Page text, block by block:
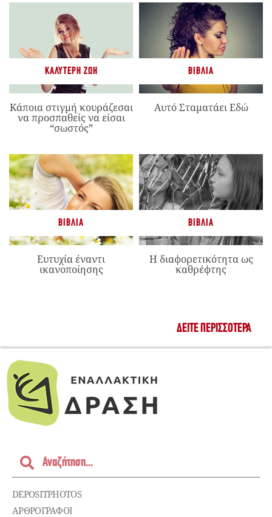
ΚΑΛΎΤΕΡΗ ΖΩΉ
Κάποια στιγμή κουράζεσαι
να προσπαθείς να είσαι
“σωστός”
ΒΙΒΛΊΑ
Αυτό Σταματάει Εδώ
ΒΙΒΛΊΑ
Ευτυχία έναντι
ικανοποίησης
ΒΙΒΛΊΑ
Η διαφορετικότητα ως
καθρέφτης
ΔΕΊΤΕ ΠΕΡΙΣΣΌΤΕΡΑ
DEPOSITPHOTOS
ΑΡΘΡΟΓΡΑΦΟΙ